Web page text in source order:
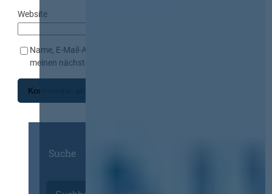
Website
Name, E-Mail-Adresse und Website in diesem Browser für
meinen nächsten Kommentar speichern.
Suche